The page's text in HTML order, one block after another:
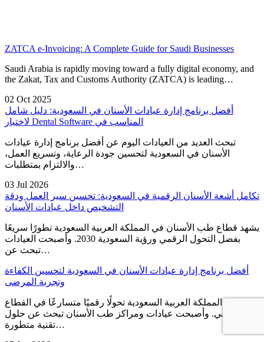
ZATCA e-Invoicing: A Complete Guide for Saudi Businesses
Saudi Arabia is rapidly moving toward a fully digital economy, and
the Zakat, Tax and Customs Authority (ZATCA) is leading…
02 Oct 2025
أفضل برنامج إدارة عيادات الأسنان في السعودية: دليل شامل
لاختيار Dental Software المناسب في
تبحث العديد من العيادات اليوم عن أفضل برنامج إدارة عيادات
الأسنان في السعودية لتحسين جودة الرعاية، وتسريع العمل،
والالتزام بمتطلبات…
03 Jul 2026
تكامل أشعة الأسنان الرقمية في السعودية: تحسين سير العمل ودقة
التشخيص داخل عيادات الأسنان
يشهد قطاع طب الأسنان في المملكة العربية السعودية تطورًا سريعًا
بفضل التحول الرقمي ورؤية السعودية 2030. وأصبحت العيادات
تبحث عن…
أفضل برنامج إدارة عيادات الأسنان في السعودية لتحسين الكفاءة
وتجربة المرضى
تشهد المملكة العربية السعودية تحولًا رقميًا متسارعًا في القطاع
الصحي. وأصبحت عيادات ومراكز طب الأسنان تبحث عن حلول
تقنية متطورة…